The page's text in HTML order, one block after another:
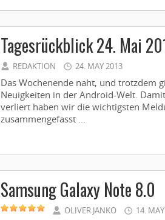
Tagesrückblick 24. Mai
REDAKTION 24. MAY 2013
Das Wochenende naht, und trotzdem
Neuigkeiten in der Android-Welt.
verliert haben wir die wichtigsten
zusammengefasst ...
Samsung Galaxy Note 8.0
OLIVER JANKO 14.